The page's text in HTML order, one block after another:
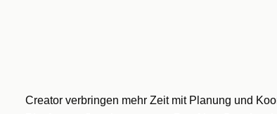
Creator verbringen mehr Zeit mit Planung und